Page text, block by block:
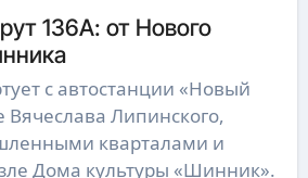
136А: от Нового
с автостанции «Новый
Вячеслава Липинского,
кварталами и
Дома культуры «Шинник».